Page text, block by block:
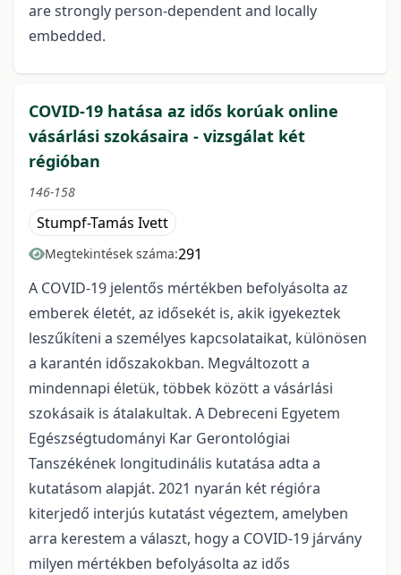
are strongly person-dependent and locally
embedded.
COVID-19 hatása az idős korúak online
vásárlási szokásaira - vizsgálat két
régióban
146-158
Stumpf-Tamás Ivett
Megtekintések száma:291
A COVID-19 jelentős mértékben befolyásolta az
emberek életét, az idősekét is, akik igyekeztek
leszűkíteni a személyes kapcsolataikat, különösen
a karantén időszakokban. Megváltozott a
mindennapi életük, többek között a vásárlási
szokásaik is átalakultak. A Debreceni Egyetem
Egészségtudományi Kar Gerontológiai
Tanszékének longitudinális kutatása adta a
kutatásom alapját. 2021 nyarán két régióra
kiterjedő interjús kutatást végeztem, amelyben
arra kerestem a választ, hogy a COVID-19 járvány
milyen mértékben befolyásolta az idős